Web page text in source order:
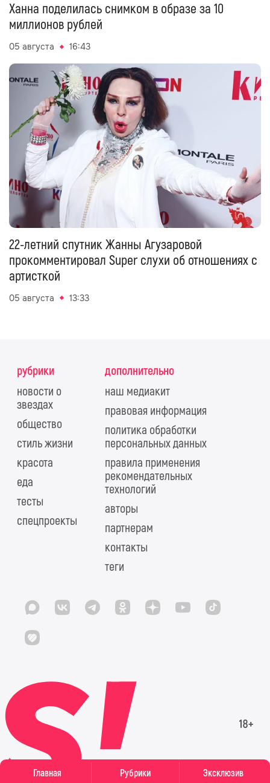
Главная Рубрики Эксклюзив
Ханна поделилась снимком в образе за 10
миллионов рублей
05 августа 16:43
22-летний спутник Жанны Агузаровой
прокомментировал Super слухи об отношениях с
артисткой
05 августа 13:33
рубрики
новости о
звездах
общество
стиль жизни
красота
еда
тесты
спецпроекты
дополнительно
наш медиакит
правовая информация
политика обработки
персональных данных
правила применения
рекомендательных
технологий
авторы
партнерам
контакты
теги